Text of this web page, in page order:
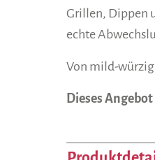
Grillen, Dippen
echte
Von mild-
Dieses